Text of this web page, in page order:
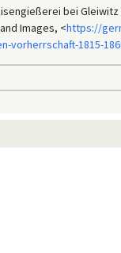
bei
Images, <https://
vorherrschaft-1815-